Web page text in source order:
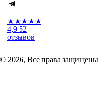
★★★★★
4,9 52
отзывов
© 2026, Все права защищены